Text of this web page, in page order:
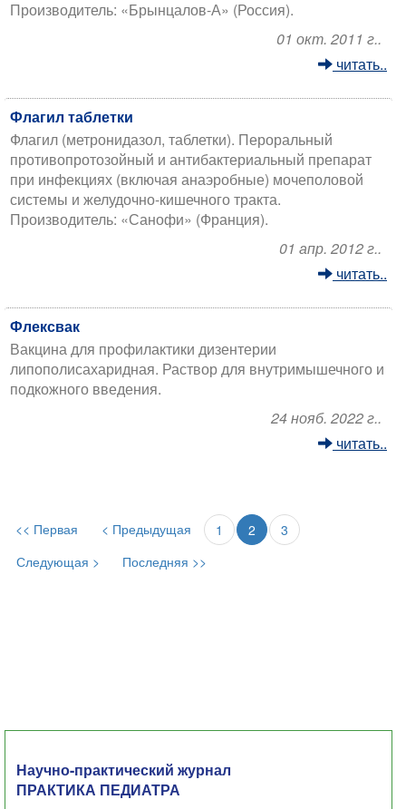
Производитель: «Брынцалов-А» (Россия).
01 окт. 2011 г..
читать..
Флагил таблетки
Флагил (метронидазол, таблетки). Пероральный
противопротозойный и антибактериальный препарат
при инфекциях (включая анаэробные) мочеполовой
системы и желудочно-кишечного тракта.
Производитель: «Санофи» (Франция).
01 апр. 2012 г..
читать..
Флексвак
Вакцина для профилактики дизентерии
липополисахаридная. Раствор для внутримышечного и
подкожного введения.
24 нояб. 2022 г..
читать..
<< Первая < Предыдущая 1 2
3
Следующая >
Последняя >>
Научно-практический журнал
ПРАКТИКА ПЕДИАТРА